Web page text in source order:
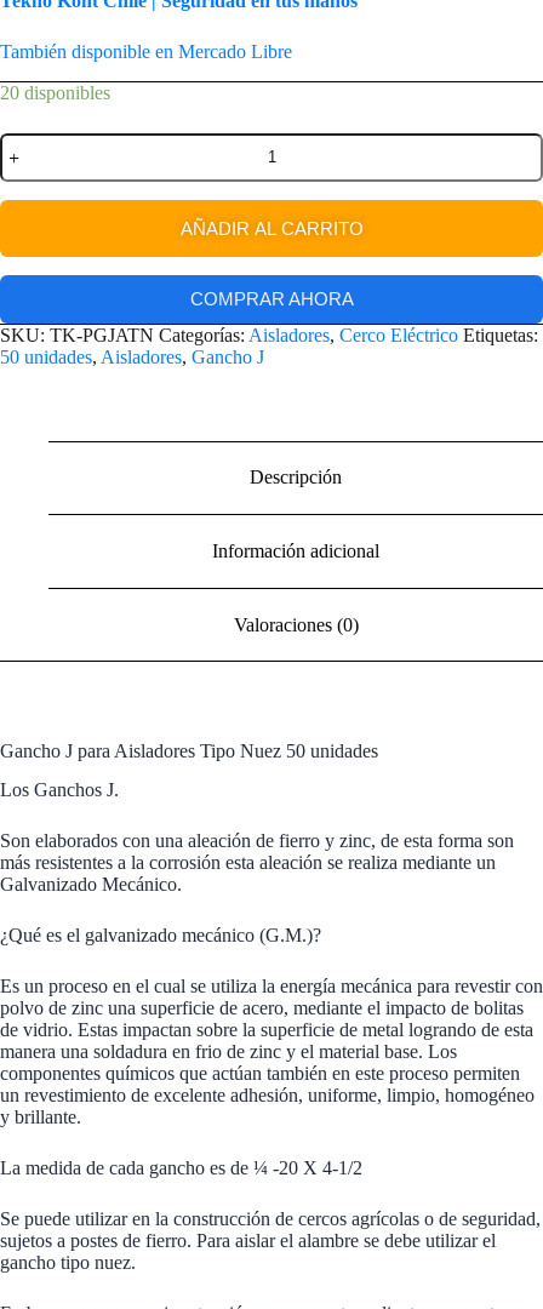
También disponible en Mercado Libre
20 disponibles
AÑADIR AL CARRITO
COMPRAR AHORA
SKU: TK-PGJATN Categorías: Aisladores, Cerco Eléctrico Etiquetas:
50 unidades, Aisladores, Gancho J
Descripción
Información adicional
Valoraciones (0)
Gancho J para Aisladores Tipo Nuez 50 unidades
Los Ganchos J.
Son elaborados con una aleación de fierro y zinc, de esta forma son
más resistentes a la corrosión esta aleación se realiza mediante un
Galvanizado Mecánico.
¿Qué es el galvanizado mecánico (G.M.)?
Es un proceso en el cual se utiliza la energía mecánica para revestir con
polvo de zinc una superficie de acero, mediante el impacto de bolitas
de vidrio. Estas impactan sobre la superficie de metal logrando de esta
manera una soldadura en frio de zinc y el material base. Los
componentes químicos que actúan también en este proceso permiten
un revestimiento de excelente adhesión, uniforme, limpio, homogéneo
y brillante.
La medida de cada gancho es de ¼ -20 X 4-1/2
Se puede utilizar en la construcción de cercos agrícolas o de seguridad,
sujetos a postes de fierro. Para aislar el alambre se debe utilizar el
gancho tipo nuez.